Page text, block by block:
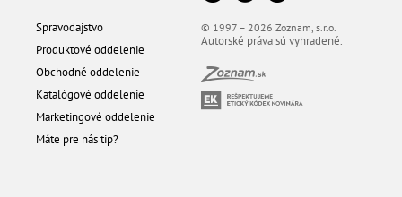
Spravodajstvo
Produktové oddelenie
Obchodné oddelenie
Katalógové oddelenie
Marketingové oddelenie
Máte pre nás tip?
© 1997 – 2026 Zoznam, s.r.o.
Autorské práva sú vyhradené.